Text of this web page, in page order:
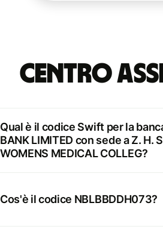
Centro
Qual è il codice Swift per la
BANK LIMITED con sede a Z. H.
WOMENS MEDICAL COLLEG?
Cos'è il codice NBLBBDDH073?